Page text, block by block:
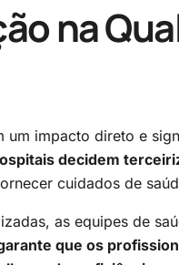
na
um impacto direto e
decidem
cuidados de
as equipes de
que os